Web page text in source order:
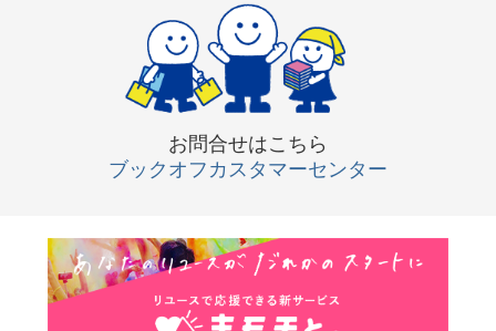
お問合せはこちら
ブックオフカスタマーセンター